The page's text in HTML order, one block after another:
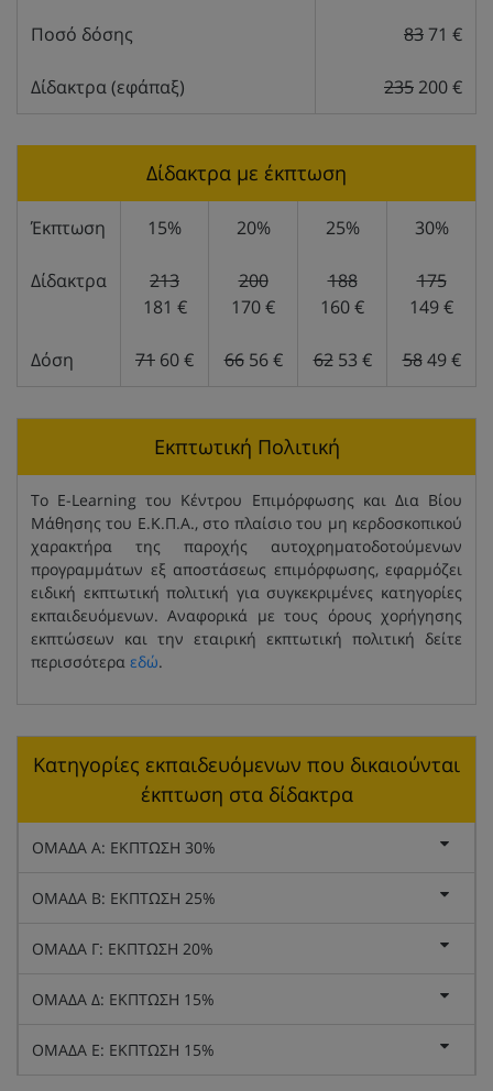
Ποσό δόσης 83 71 €
Δίδακτρα (εφάπαξ) 235200 €
Δίδακτρα με έκπτωση
Έκπτωση 15% 20% 25% 30%
Δίδακτρα
213
181 €
200
170 €
188
160 €
175
149 €
Δόση 71 60 € 66 56 € 62 53 € 58 49 €
Εκπτωτική Πολιτική
Το E-Learning του Κέντρου Επιμόρφωσης και Δια Βίου
Μάθησης του Ε.Κ.Π.Α., στο πλαίσιο του μη κερδοσκοπικού
χαρακτήρα της παροχής αυτοχρηματοδοτούμενων
προγραμμάτων εξ αποστάσεως επιμόρφωσης, εφαρμόζει
ειδική εκπτωτική πολιτική για συγκεκριμένες κατηγορίες
εκπαιδευόμενων. Αναφορικά με τους όρους χορήγησης
εκπτώσεων και την εταιρική εκπτωτική πολιτική δείτε
περισσότερα εδώ.
Κατηγορίες εκπαιδευόμενων που δικαιούνται
έκπτωση στα δίδακτρα
ΟΜΑΔΑ Α: ΕΚΠΤΩΣΗ 30%
ΟΜΑΔΑ Β: ΕΚΠΤΩΣΗ 25%
ΟΜΑΔΑ Γ: ΕΚΠΤΩΣΗ 20%
ΟΜΑΔΑ Δ: ΕΚΠΤΩΣΗ 15%
ΟΜΑΔΑ Ε: ΕΚΠΤΩΣΗ 15%